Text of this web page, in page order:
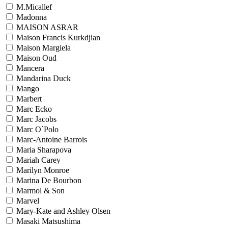
M.Micallef
Madonna
MAISON ASRAR
Maison Francis Kurkdjian
Maison Margiela
Maison Oud
Mancera
Mandarina Duck
Mango
Marbert
Marc Ecko
Marc Jacobs
Marc O`Polo
Marc-Antoine Barrois
Maria Sharapova
Mariah Carey
Marilyn Monroe
Marina De Bourbon
Marmol & Son
Marvel
Mary-Kate and Ashley Olsen
Masaki Matsushima